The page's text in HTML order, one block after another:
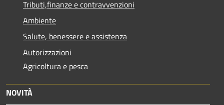
Tributi,finanze e contravvenzioni
Ambiente
Salute, benessere e assistenza
Autorizzazioni
Agricoltura e pesca
NOVITÀ